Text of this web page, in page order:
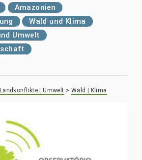
Amazonien
Wald und Klima
Umwelt
Landkonflikte | Umwelt > Wald | Klima